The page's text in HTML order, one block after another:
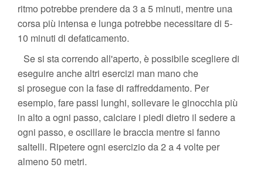
ritmo potrebbe prendere da 3 a 5 minuti, mentre una
corsa più intensa e lunga potrebbe necessitare di 5-
10 minuti di defaticamento.
Se si sta correndo all'aperto, è possibile scegliere di
eseguire anche altri esercizi man mano che
si prosegue con la fase di raffreddamento. Per
esempio, fare passi lunghi, sollevare le ginocchia più
in alto a ogni passo, calciare i piedi dietro il sedere a
ogni passo, e oscillare le braccia mentre si fanno
saltelli. Ripetere ogni esercizio da 2 a 4 volte per
almeno 50 metri.